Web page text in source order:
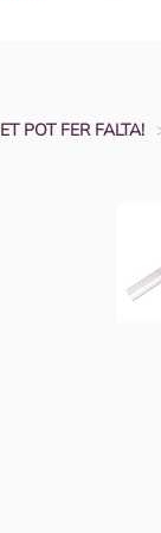
ET POT FER FALTA!